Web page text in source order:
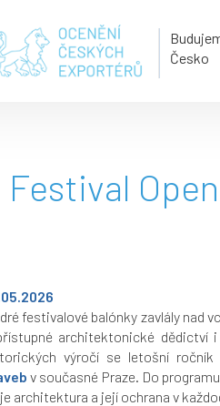
Česko
Festival
festivalové balónky zavlály nad
architektonické dědictví
výročí se letošní
v současné Praze. Do
architektura a její ochrana v